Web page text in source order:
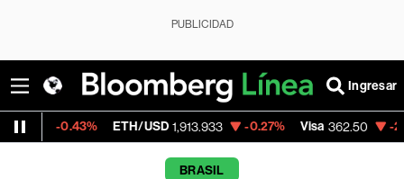
PUBLICIDAD
Ingresar
ETH/USD 1,913.933 -0.27% Visa 362.50 -2.15%
BRASIL